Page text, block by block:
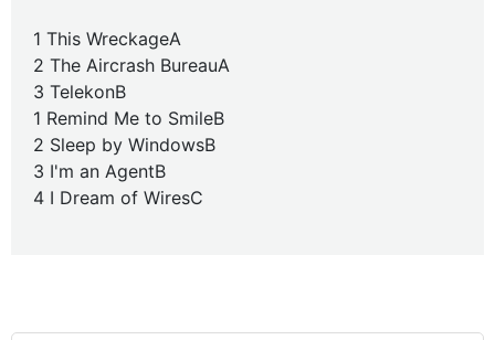
1 This WreckageA
2 The Aircrash BureauA
3 TelekonB
1 Remind Me to SmileB
2 Sleep by WindowsB
3 I'm an AgentB
4 I Dream of WiresC